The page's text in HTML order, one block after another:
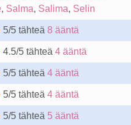
, Salma, Salima, Selin
5/5 tähteä 8 ääntä
4.5/5 tähteä 4 ääntä
5/5 tähteä 4 ääntä
5/5 tähteä 4 ääntä
5/5 tähteä 5 ääntä